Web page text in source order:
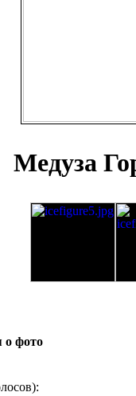
Медуза
о фото